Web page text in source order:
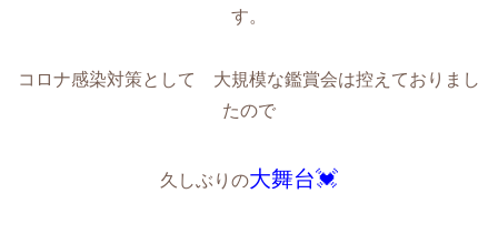
す。
コロナ感染対策として 大規模な鑑賞会は控えておりまし
たので
久しぶりの大舞台💓